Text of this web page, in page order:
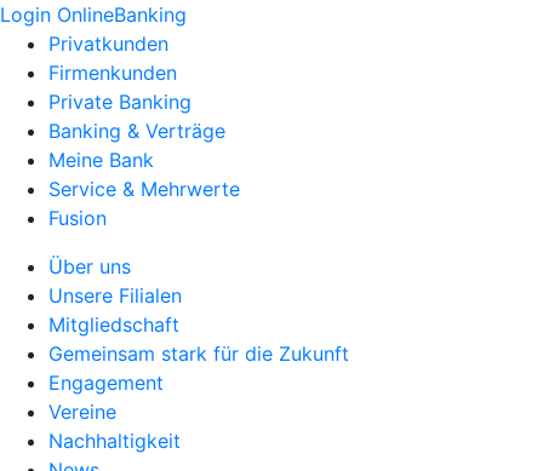
Login OnlineBanking
Privatkunden
Firmenkunden
Private Banking
Banking & Verträge
Meine Bank
Service & Mehrwerte
Fusion
Über uns
Unsere Filialen
Mitgliedschaft
Gemeinsam stark für die Zukunft
Engagement
Vereine
Nachhaltigkeit